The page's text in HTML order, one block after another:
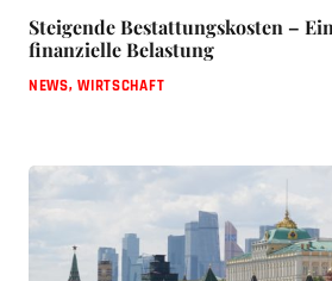
Steigende Bestattungskosten –
finanzielle Belastung
NEWS,WIRTSCHAFT